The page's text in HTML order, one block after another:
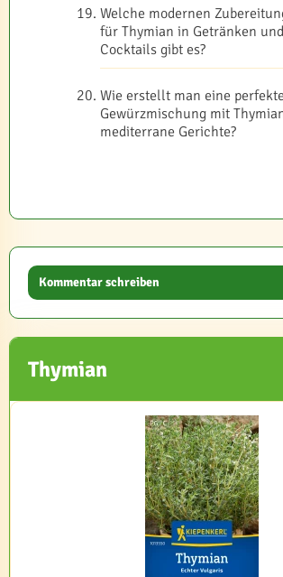
Welche modernen
für Thymian in Getränken und
Cocktails gibt es?
Wie erstellt man eine perfekte
Gewürzmischung mit
mediterrane Gerichte?
Kommentar schreiben
Thymian